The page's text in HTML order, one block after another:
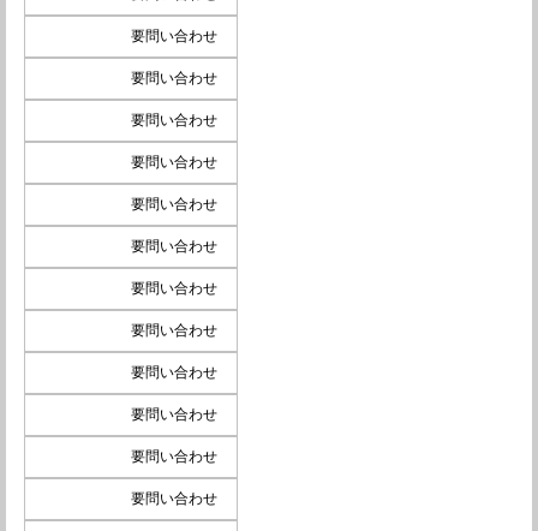
要問い合わせ
要問い合わせ
要問い合わせ
要問い合わせ
要問い合わせ
要問い合わせ
要問い合わせ
要問い合わせ
要問い合わせ
要問い合わせ
要問い合わせ
要問い合わせ